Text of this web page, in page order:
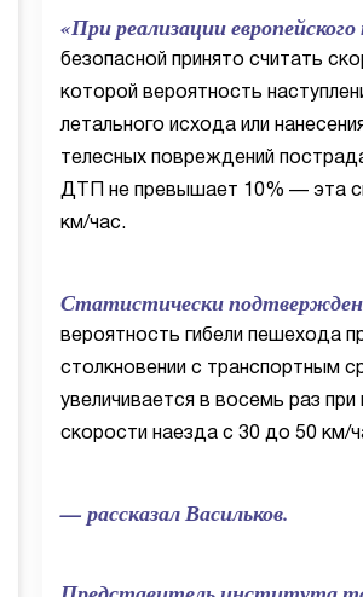
«При реализации европейского
безопасной принято считать
которой вероятность
летального исхода или
телесных повреждений
ДТП не превышает 10% — эта
км/час.
Статистически
вероятность гибели пешехода
столкновении с транспортным
увеличивается в восемь раз
скорости наезда с 30 до 50 км/
— рассказал Васильков.